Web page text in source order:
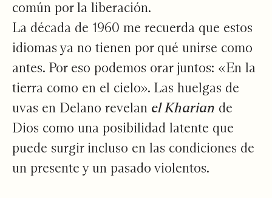
común por la liberación.
La década de 1960 me recuerda que estos
idiomas ya no tienen por qué unirse como
antes. Por eso podemos orar juntos: «En la
tierra como en el cielo». Las huelgas de
uvas en Delano revelan el Kharian de
Dios como una posibilidad latente que
puede surgir incluso en las condiciones de
un presente y un pasado violentos.